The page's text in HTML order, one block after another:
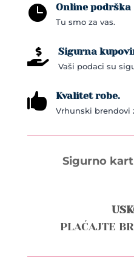
 Online podrška
Tu smo za vas.
 Sigurna
Vaši podaci su
 Kvalitet robe.
Vrhunski brendovi
Sigurno
PLAĆAJTE